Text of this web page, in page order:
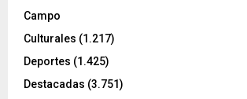
Campo
Culturales (1.217)
Deportes (1.425)
Destacadas (3.751)